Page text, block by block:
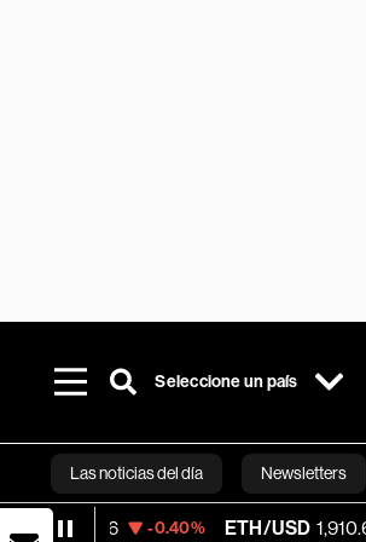
Seleccione un país
Las noticias del día Newsletters
ETH/USD 1,910.675 -0.27%